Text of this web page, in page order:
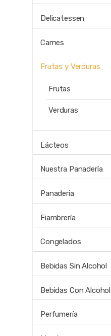
Delicatessen
Carnes
Frutas y Verduras
Frutas
Verduras
Lácteos
Nuestra Panadería
Panaderia
Fiambrería
Congelados
Bebidas Sin Alcohol
Bebidas Con Alcohol
Perfumería